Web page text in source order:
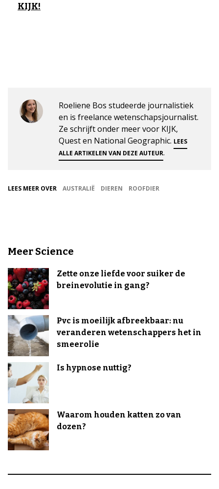
KIJK!
Roeliene Bos studeerde journalistiek
en is freelance wetenschapsjournalist.
Ze schrijft onder meer voor KIJK,
Quest en National Geographic. LEES
ALLE ARTIKELEN VAN DEZE AUTEUR.
LEES MEER OVER AUSTRALIË DIEREN ROOFDIER
Meer Science
Zette onze liefde voor suiker de
breinevolutie in gang?
Pvc is moeilijk afbreekbaar: nu
veranderen wetenschappers het in
smeerolie
Is hypnose nuttig?
Waarom houden katten zo van
dozen?